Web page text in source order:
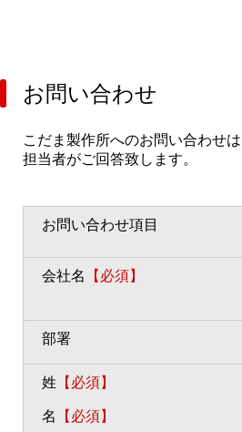
お問い合わせ
こだま製作所へのお問い合わせ
担当者がご回答致します。
お問い合わせ項目
会社名
【必須】
部署
姓 【必須】
名 【必須】